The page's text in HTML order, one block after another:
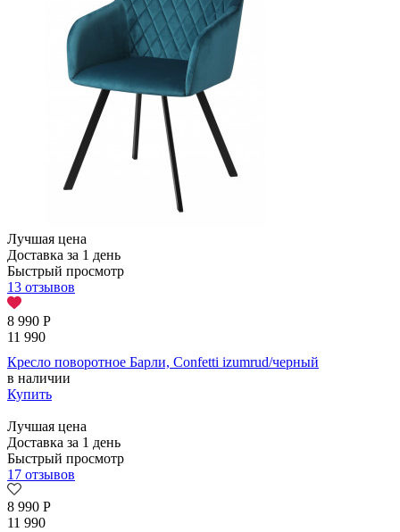
Лучшая цена
Доставка за 1 день
Быстрый просмотр
13 отзывов
8 990 Р
11 990
Кресло поворотное Барли, Confetti izumrud/черный
в наличии
Купить
Лучшая цена
Доставка за 1 день
Быстрый просмотр
17 отзывов
8 990 Р
11 990